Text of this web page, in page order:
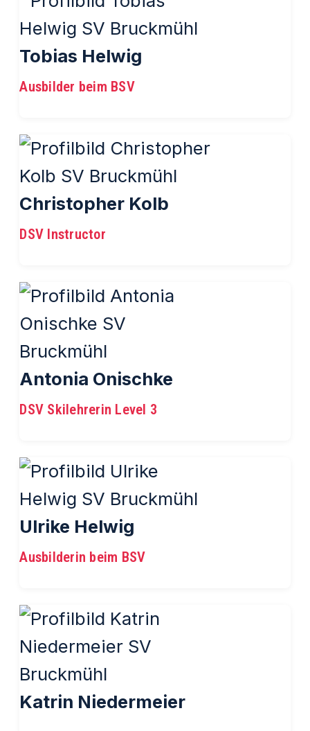
Tobias Helwig
Ausbilder beim BSV
Christopher Kolb
DSV Instructor
Antonia Onischke
DSV Skilehrerin Level 3
Ulrike Helwig
Ausbilderin beim BSV
Katrin Niedermeier